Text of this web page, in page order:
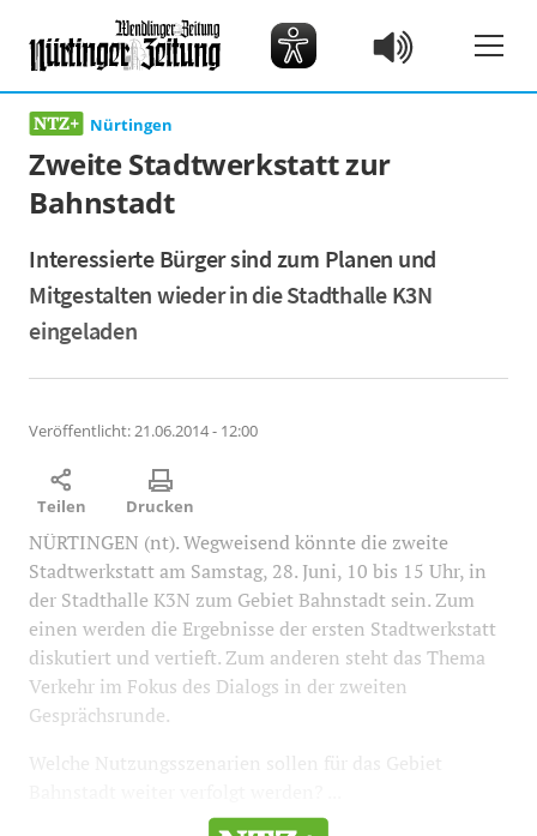
Nürtingen
Zweite Stadtwerkstatt zur
Bahnstadt
Interessierte Bürger sind zum Planen und
Mitgestalten wieder in die Stadthalle K3N
eingeladen
Veröffentlicht:21.06.2014 - 12:00
Teilen Drucken
NÜRTINGEN (nt). Wegweisend könnte die zweite
Stadtwerkstatt am Samstag, 28. Juni, 10 bis 15 Uhr, in
der Stadthalle K3N zum Gebiet Bahnstadt sein. Zum
einen werden die Ergebnisse der ersten Stadtwerkstatt
diskutiert und vertieft. Zum anderen steht das Thema
Verkehr im Fokus des Dialogs in der zweiten
Gesprächsrunde.
Welche Nutzungsszenarien sollen für das Gebiet